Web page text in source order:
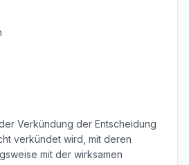
Verkündung der Entscheidung
verkündet wird, mit deren
mit der wirksamen